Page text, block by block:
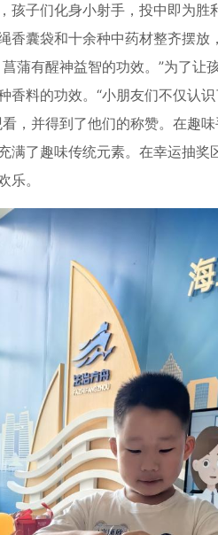
孩子们化身小射手，投中即为胜
香囊袋和十余种中药材整齐摆放
蒲有醒神益智的功效。”为了让
料的功效。“小朋友们不仅认
，并得到了他们的称赞。在趣
满了趣味传统元素。在幸运抽奖
。